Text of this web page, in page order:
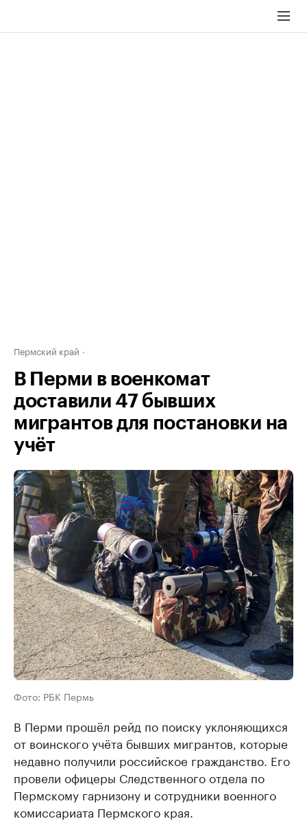
Пермский край
В Перми в военкомат
доставили 47 бывших
мигрантов для постановки на
учёт
Фото: РБК Пермь
В Перми прошёл рейд по поиску уклоняющихся
от воинского учёта бывших мигрантов, которые
недавно получили российское гражданство. Его
провели офицеры Следственного отдела по
Пермскому гарнизону и сотрудники военного
комиссариата Пермского края.